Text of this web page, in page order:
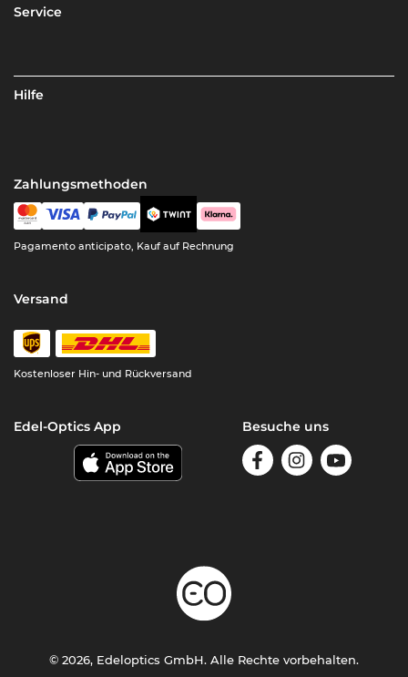
Service
Hilfe
Zahlungsmethoden
Pagamento anticipato, Kauf auf Rechnung
Versand
Kostenloser Hin- und Rückversand
Edel-Optics App Besuche uns
© 2026, Edeloptics GmbH. Alle Rechte vorbehalten.